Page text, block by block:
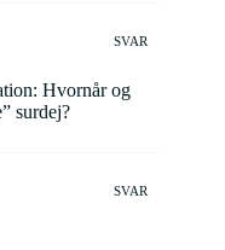
SVAR
Hvornår og
surdej?
SVAR